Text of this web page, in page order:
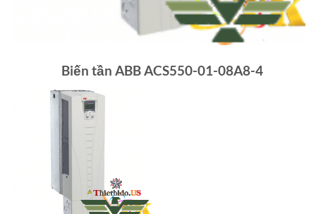
Biến tần ABB ACS550-01-08A8-4